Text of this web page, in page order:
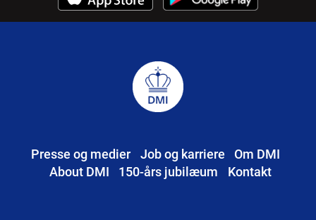
Presse og medier Job og karriere
Om DMI
About DMI
150-års jubilæum Kontakt